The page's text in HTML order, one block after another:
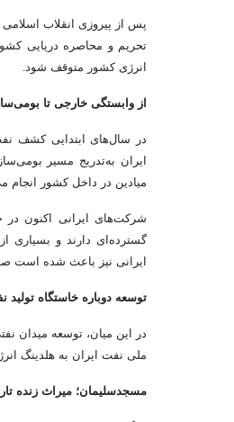
تحریم و محاصره دریایی
انرژی کشور متوقف شود.
از وابستگی خارجی تا
در سال‌های ابتدایی کشف
ایران به‌تدریج مسیر
میادین در داخل کشور انجام
شرکت‌های ایرانی اکنون در
گسترده‌ای دارند و
ایرانی نیز باعث شده است
توسعه دوباره خاستگاه تولید
در این میان، توسعه میدان
ملی نفت ایران به هلدینگ
مسجدسلیمان؛ میراث زنده